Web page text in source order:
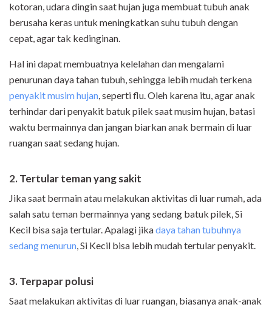
kotoran, udara dingin saat hujan juga membuat tubuh anak
berusaha keras untuk meningkatkan suhu tubuh dengan
cepat, agar tak kedinginan.
Hal ini dapat membuatnya kelelahan dan mengalami
penurunan daya tahan tubuh, sehingga lebih mudah terkena
penyakit musim hujan, seperti flu. Oleh karena itu, agar anak
terhindar dari penyakit batuk pilek saat musim hujan, batasi
waktu bermainnya dan jangan biarkan anak bermain di luar
ruangan saat sedang hujan.
2. Tertular teman yang sakit
Jika saat bermain atau melakukan aktivitas di luar rumah, ada
salah satu teman bermainnya yang sedang batuk pilek, Si
Kecil bisa saja tertular. Apalagi jikadaya tahan tubuhnya
sedang menurun, Si Kecil bisa lebih mudah tertular penyakit.
3. Terpapar polusi
Saat melakukan aktivitas di luar ruangan, biasanya anak-anak